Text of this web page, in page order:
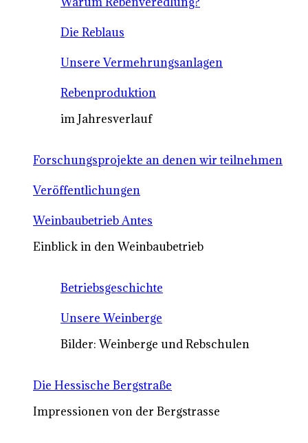
Die Reblaus
Unsere Vermehrungsanlagen
Rebenproduktion
im Jahresverlauf
Forschungsprojekte an denen wir teilnehmen
Veröffentlichungen
Weinbaubetrieb Antes
Einblick in den Weinbaubetrieb
Betriebsgeschichte
Unsere Weinberge
Bilder: Weinberge und Rebschulen
Die Hessische Bergstraße
Impressionen von der Bergstrasse